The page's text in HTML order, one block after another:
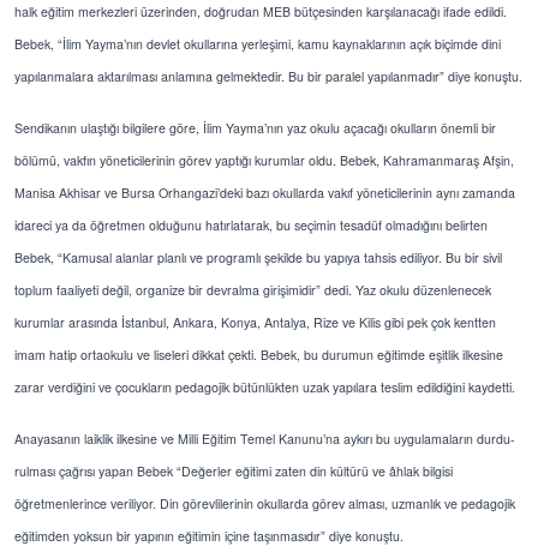
halk eğitim merkezleri üzerinden, doğrudan MEB bütçesinden karşılanacağı ifade edildi.
Bebek, “İlim Yayma’nın devlet okullarına yerleşimi, kamu kaynaklarının açık biçimde dini
yapılanmalara aktarılması anlamına gelmektedir. Bu bir paralel yapılanmadır” diye konuştu.
Sendikanın ulaştığı bilgilere göre, İlim Yayma’nın yaz okulu açacağı okulların önemli bir
bölümü, vakfın yöneticilerinin görev yaptığı kurumlar oldu. Bebek, Kahramanmaraş Afşin,
Manisa Akhisar ve Bursa Orhangazi’deki bazı okullarda vakıf yöneticilerinin aynı zamanda
idareci ya da öğretmen olduğunu hatırlatarak, bu seçimin tesadüf olmadığını belirten
Bebek, “Kamusal alanlar planlı ve programlı şekilde bu yapıya tahsis ediliyor. Bu bir sivil
toplum faaliyeti değil, organize bir devralma girişimidir” dedi. Yaz okulu düzenlenecek
kurumlar arasında İstanbul, Ankara, Konya, Antalya, Rize ve Kilis gibi pek çok kentten
imam hatip ortaokulu ve liseleri dikkat çekti. Bebek, bu durumun eğitimde eşitlik ilkesine
zarar verdiğini ve çocukların pedagojik bütünlükten uzak yapılara teslim edildiğini kaydetti.
Anayasanın laiklik ilkesine ve Milli Eğitim Temel Kanunu’na aykırı bu uygulamaların durdu-
rulması çağrısı yapan Bebek “Değerler eğitimi zaten din kültürü ve âhlak bilgisi
öğretmenlerince veriliyor. Din görevlilerinin okullarda görev alması, uzmanlık ve pedagojik
eğitimden yoksun bir yapının eğitimin içine taşınmasıdır” diye konuştu.